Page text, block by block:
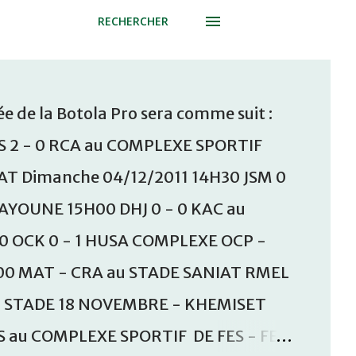
RECHERCHER
de la Botola Pro sera comme suit :
- 0 RCA au COMPLEXE SPORTIF
Dimanche 04/12/2011 14H30 JSM 0
15H00 DHJ 0 - 0 KAC au
OCK 0 - 1 HUSA COMPLEXE OCP -
MAT - CRA au STADE SANIAT RMEL
18 NOVEMBRE - KHEMISET
COMPLEXE SPORTIF DE FES - FES